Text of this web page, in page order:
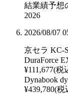
結業績予想
2026
2026/08/07
京セラ KC-
DuraForce
¥111,677(税
Dynabook
¥439,780(税